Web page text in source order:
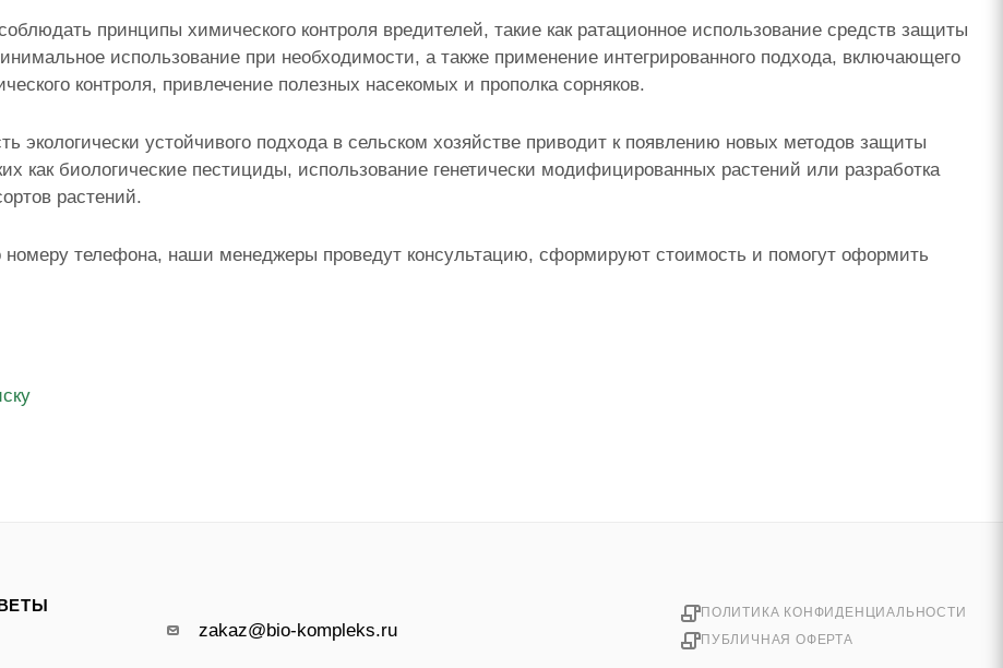
принципы химического контроля вредителей, такие как ратационное использование средств защиты
использование при необходимости, а также применение интегрированного подхода, включающего
контроля, привлечение полезных насекомых и прополка сорняков.
экологически устойчивого подхода в сельском хозяйстве приводит к появлению новых методов защиты
как биологические пестициды, использование генетически модифицированных растений или разработка
растений.
номеру телефона, наши менеджеры проведут консультацию, сформируют стоимость и помогут оформить
zakaz@bio-kompleks.ru
ПОЛИТИКА КОНФИДЕНЦИАЛЬНОСТИ
ПУБЛИЧНАЯ ОФЕРТА